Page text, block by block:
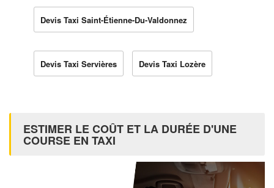
Devis Taxi Saint-Étienne-Du-Valdonnez
Devis Taxi Servières Devis Taxi Lozère
ESTIMER LE COÛT ET LA DURÉE D'UNE
COURSE EN TAXI